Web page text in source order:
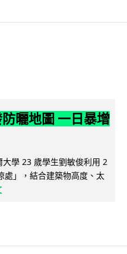
曬地圖 一日暴增
大學 23 歲學生劉敏俊利用 2
處」，結合建築物高度、太